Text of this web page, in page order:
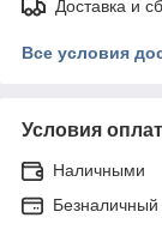
Доставка и
Все условия
Условия
Наличными
Безналичный